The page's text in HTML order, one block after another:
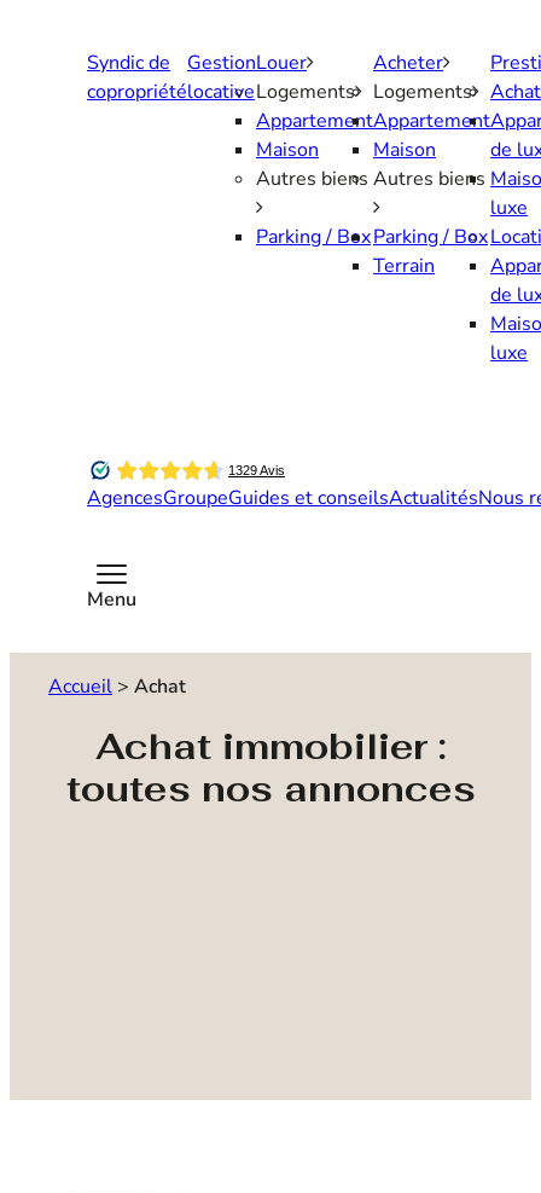
Syndic de
copropriété
Gestion
locative
Louer
Logements
Appartement
Maison
Autres biens
Parking / Box
Acheter
Logements
Appartement
Maison
Autres biens
Parking / Box
Terrain
Achat
de
luxe
de
luxe
AgencesGroupeGuides et conseilsActualitésNous
Menu
Accueil > Achat
Achat immobilier :
toutes nos annonces